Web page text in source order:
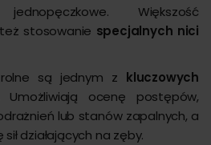
Większość
stosowanie specjalnych nici
są jednym z kluczowych
Umożliwiają ocenę postępów,
lub stanów zapalnych, a
działających na zęby.